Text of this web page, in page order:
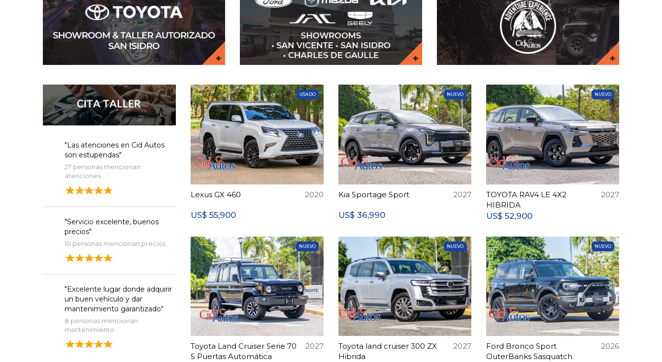
USADO
Lexus GX 460 2020
US$ 55,900
NUEVO
Kia Sportage Sport 2027
US$ 36,990
NUEVO
TOYOTA RAV4 LE 4X2
HIBRIDA
2027
US$ 52,900
NUEVO
Toyota Land Cruiser Serie 70
5 Puertas Automática
2027
NUEVO
Toyota land cruiser 300 ZX
Hibrida
2027
NUEVO
Ford Bronco Sport
OuterBanks Sasquatch
2026
"Las atenciones en Cid Autos
son estupendas"
27 personas mencionan
atenciones
"Servicio excelente, buenos
precios"
10 personas mencionan precios
"Excelente lugar donde adquirir
un buen vehículo y dar
mantenimiento garantizado"
8 personas mencionan
mantenimiento